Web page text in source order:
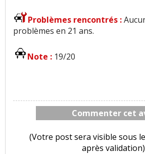
Problèmes rencontrés :
problèmes en 21 ans.
Note : 19/20
Commenter cet
(Votre post sera visible sous
après validation)